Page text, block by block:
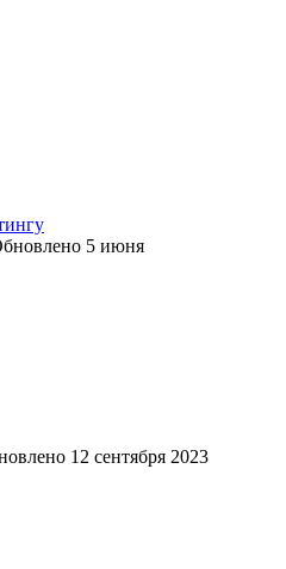
5 июня
12 сентября 2023